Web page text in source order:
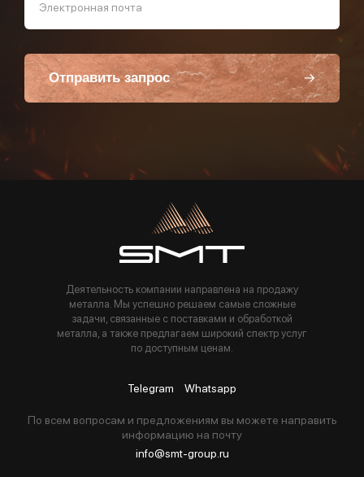
Электронная почта
Отправить запрос
Пользуясь данной формой вы соглашаетесь с политикой компании
Деятельность компании направлена на продажу
металла. Мы успешно решаем самые сложные
задачи, связанные с поставками и обработкой
металла, а также предлагаем широкий спектр услуг
по доступным ценам.
Telegram Whatsapp
По всем вопросам и предложениям вы можете направить
информацию на почту
info@smt-group.ru